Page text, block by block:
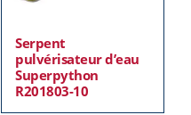
Serpent
pulvérisateur d’eau
Superpython
R201803-10